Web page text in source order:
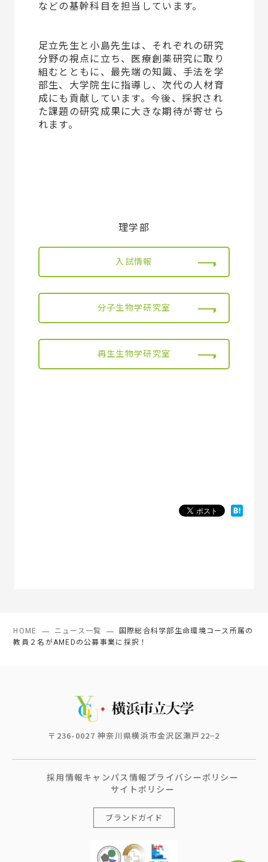
などの基幹科目を担当しています。
足立先生と小島先生は、それぞれの研究
分野の視点に立ち、医療創薬研究に取り
組むとともに、最先端の知識、手法を学
部生、大学院生に指導し、次代の人材育
成にも貢献しています。今後、採択され
た課題の研究成果に大きな期待が寄せら
れます。
理学部
入試情報
分子生物学研究室
再生生物学研究室
HOME ニュース一覧
国際総合科学部生命環境コース所属の
教員２名がAMEDの公募事業に採択！
〒236-0027 神奈川県横浜市金沢区瀬戸22−2
採用情報キャンパス情報プライバシーポリシー
サイトポリシー
ブランドガイド